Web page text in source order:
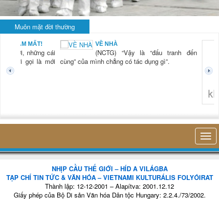
Muôn mặt đời thường
NAM MẤT!
“Xời, những cái
mới gọi là mới
VỀ NHÀ
(NCTG) “Vậy là “đấu tranh đến
cùng” của mình chẳng có tác dụng gì”.
NHỊP CẦU THẾ GIỚI – HÍD A VILÁGBA
TẠP CHÍ TIN TỨC & VĂN HÓA – VIETNAMI KULTURÁLIS FOLYÓIRAT
Thành lập: 12-12-2001 – Alapítva: 2001.12.12
Giấy phép của Bộ Di sản Văn hóa Dân tộc Hungary: 2.2.4./73/2002.